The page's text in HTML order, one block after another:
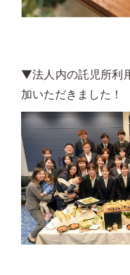
▼法人内の託児所利
加いただきました！